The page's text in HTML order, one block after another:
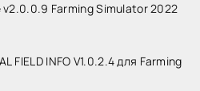
Farming Simulator 2022
FIELD INFO V1.0.2.4 для Farming